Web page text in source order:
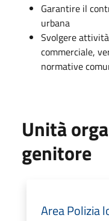
Garantire il
urbana
Svolgere
commerciale,
normative
Unità
genitore
Area Polizia